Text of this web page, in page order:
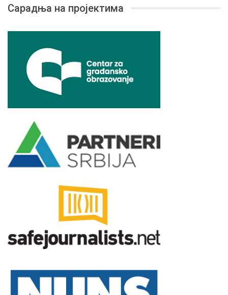
Сарадња на пројектима